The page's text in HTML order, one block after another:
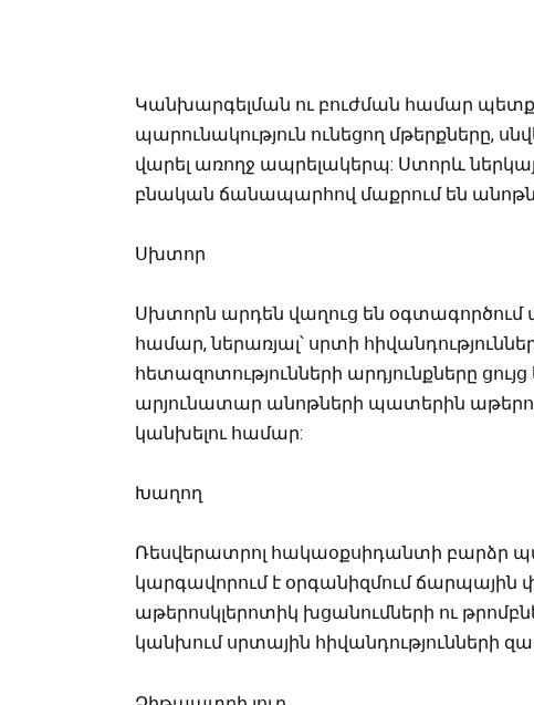
Կանխարգելման ու բուժման համար պետք
պարունակություն ունեցող մթերքները,
վարել առողջ ապրելակերպ: Ստորև
բնական ճանապարհով մաքրում են
Սխտոր
Սխտորն արդեն վաղուց են օգտագործում
համար, ներառյալ՝ սրտի
հետազոտությունների արդյունքները
արյունատար անոթների պատերին
կանխելու համար:
Խաղող
Ռեսվերատրոլ հակաօքսիդանտի բարձր
կարգավորում է օրգանիզմում ճարպային
աթերոսկլերոտիկ խցանումների ու
կանխում սրտային հիվանդությունների